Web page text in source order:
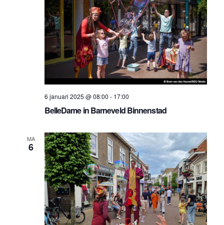
6 januari 2025 @ 08:00 - 17:00
BelleDame in Barneveld Binnenstad
MA
6